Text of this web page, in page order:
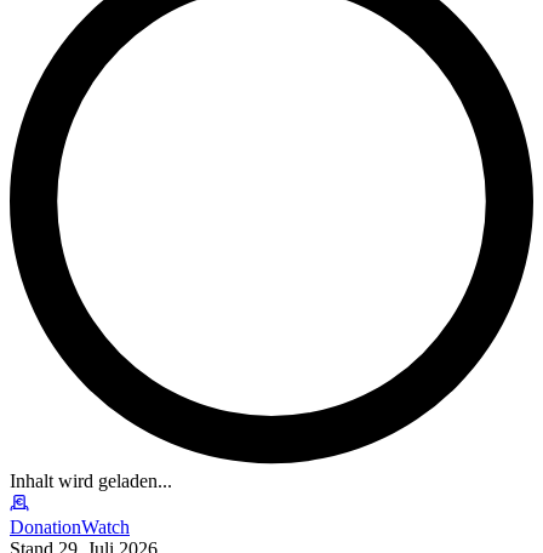
Inhalt wird geladen...
DonationWatch
Stand 29. Juli 2026